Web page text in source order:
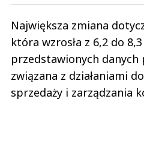
Największa zmiana
która wzrosła z 6,2 do
przedstawionych danych
związana z działaniami
sprzedaży i zarządzania